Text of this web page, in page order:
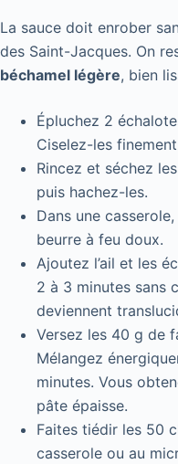
La sauce doit enrober
des Saint-Jacques. On
béchamel légère, bien
Épluchez 2
Ciselez-les
Rincez et séchez
puis hachez-les.
Dans une
beurre à feu doux.
Ajoutez l’ail et les
2 à 3 minutes sans
deviennent
Versez les 40 g de
Mélangez
minutes. Vous
pâte épaisse.
Faites tiédir les 50
casserole ou au